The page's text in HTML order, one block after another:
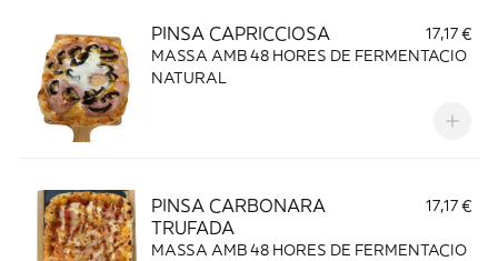
PINSA CAPRICCIOSA
17,17 €
MASSA AMB 48 HORES DE FERMENTACIO
NATURAL
PINSA CARBONARA
TRUFADA
17,17 €
MASSA AMB 48 HORES DE FERMENTACIO